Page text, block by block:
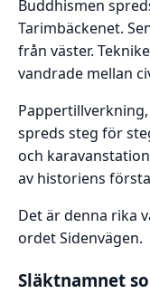
Buddhismen
Tarimbäckenet.
från väster.
vandrade mellan
spreds steg för
och
av historiens
Det är denna rika
ordet Sidenvägen.
Släktnamnet